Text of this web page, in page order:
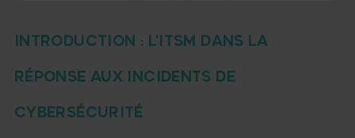
INTRODUCTION : L’ITSM DANS LA
RÉPONSE AUX INCIDENTS DE
CYBERSÉCURITÉ